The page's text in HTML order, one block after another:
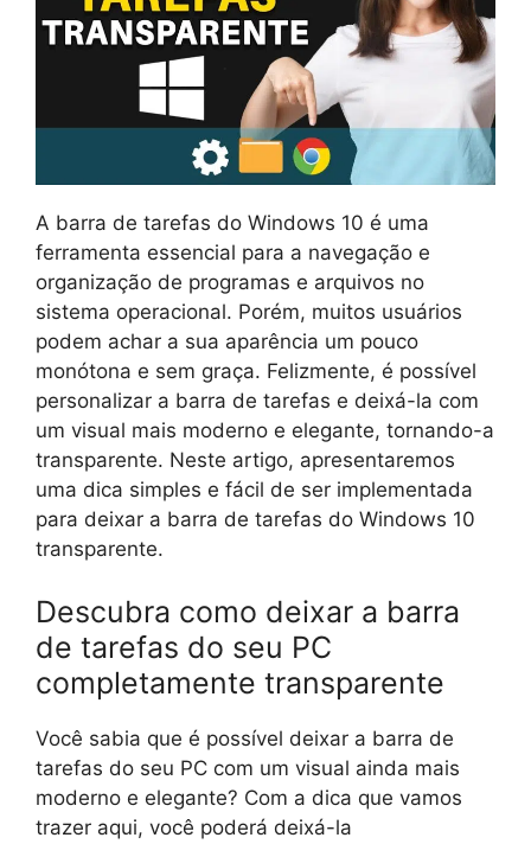
A barra de tarefas do Windows 10 é uma
ferramenta essencial para a navegação e
organização de programas e arquivos no
sistema operacional. Porém, muitos usuários
podem achar a sua aparência um pouco
monótona e sem graça. Felizmente, é possível
personalizar a barra de tarefas e deixá-la com
um visual mais moderno e elegante, tornando-a
transparente. Neste artigo, apresentaremos
uma dica simples e fácil de ser implementada
para deixar a barra de tarefas do Windows 10
transparente.
Descubra como deixar a barra
de tarefas do seu PC
completamente transparente
Você sabia que é possível deixar a barra de
tarefas do seu PC com um visual ainda mais
moderno e elegante? Com a dica que vamos
trazer aqui, você poderá deixá-la